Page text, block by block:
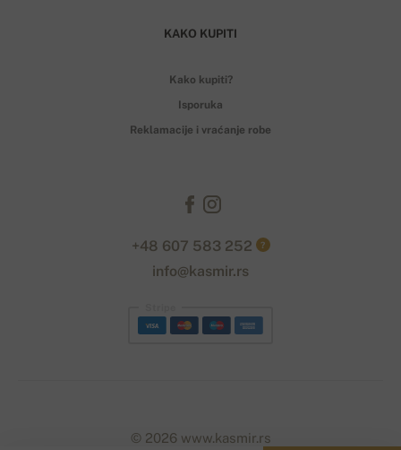
KAKO KUPITI
Kako kupiti?
Isporuka
Reklamacije i vraćanje robe
+48 607 583 252 ?
info@kasmir.rs
© 2026 www.kasmir.rs